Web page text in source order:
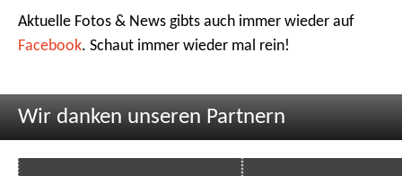
Aktuelle Fotos & News gibts auch immer wieder auf
Facebook. Schaut immer wieder mal rein!
Wir danken unseren Partnern